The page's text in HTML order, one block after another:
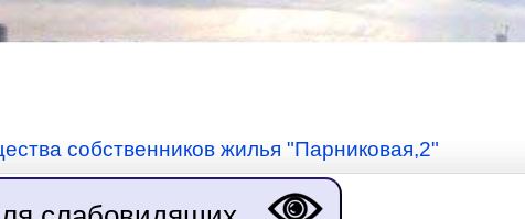
собственников жилья "Парниковая,2"